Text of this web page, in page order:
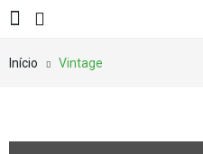
Início Vintage